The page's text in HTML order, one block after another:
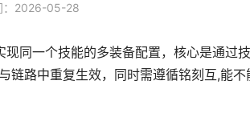
：2026-05-28
同一个技能的多装备配置，核心是通过
链路中重复生效，同时需遵循铭刻互,能